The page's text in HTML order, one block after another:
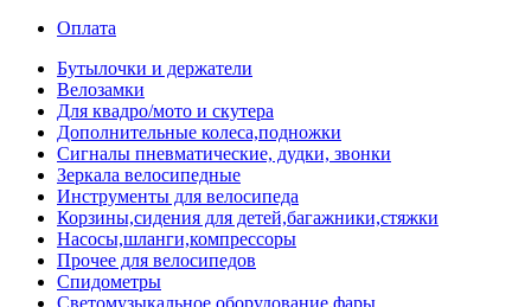
Оплата
Бутылочки и держатели
Велозамки
Для квадро/мото и скутера
Дополнительные колеса,подножки
Сигналы пневматические, дудки, звонки
Зеркала велосипедные
Инструменты для велосипеда
Корзины,сидения для детей,багажники,стяжки
Насосы,шланги,компрессоры
Прочее для велосипедов
Спидометры